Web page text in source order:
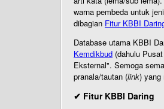
warna pembeda untuk
dibagian Fitur KBBI
Database utama KBBI
Kemdikbud (dahulu
Eksternal". Semoga
pranala/tautan (link) yang
✔ Fitur KBBI Daring